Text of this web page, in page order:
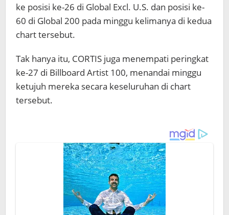
ke posisi ke-26 di Global Excl. U.S. dan posisi ke-
60 di Global 200 pada minggu kelimanya di kedua
chart tersebut.
Tak hanya itu, CORTIS juga menempati peringkat
ke-27 di Billboard Artist 100, menandai minggu
ketujuh mereka secara keseluruhan di chart
tersebut.